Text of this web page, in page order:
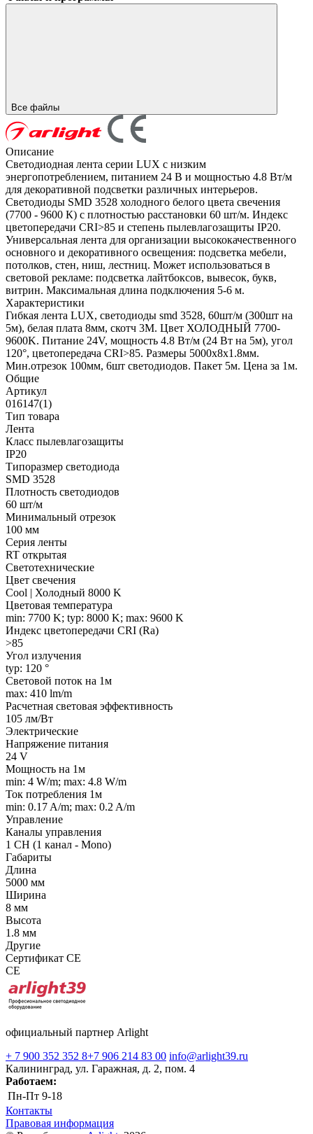
Все файлы
Описание
Светодиодная лента серии LUX с низким
энергопотреблением, питанием 24 В и мощностью 4.8 Вт/м
для декоративной подсветки различных интерьеров.
Светодиоды SMD 3528 холодного белого цвета свечения
(7700 - 9600 К) с плотностью расстановки 60 шт/м. Индекс
цветопередачи CRI>85 и степень пылевлагозащиты IP20.
Универсальная лента для организации высококачественного
основного и декоративного освещения: подсветка мебели,
потолков, стен, ниш, лестниц. Может использоваться в
световой рекламе: подсветка лайтбоксов, вывесок, букв,
витрин. Максимальная длина подключения 5-6 м.
Характеристики
Гибкая лента LUX, светодиоды smd 3528, 60шт/м (300шт на
5м), белая плата 8мм, скотч 3М. Цвет ХОЛОДНЫЙ 7700-
9600K. Питание 24V, мощность 4.8 Вт/м (24 Вт на 5м), угол
120°, цветопередача CRI>85. Размеры 5000х8x1.8мм.
Мин.отрезок 100мм, 6шт светодиодов. Пакет 5м. Цена за 1м.
Общие
Артикул
016147(1)
Тип товара
Лента
Класс пылевлагозащиты
IP20
Типоразмер светодиода
SMD 3528
Плотность светодиодов
60 шт/м
Минимальный отрезок
100 мм
Серия ленты
RT открытая
Светотехнические
Цвет свечения
Cool | Холодный 8000 K
Цветовая температура
min: 7700 K; typ: 8000 K; max: 9600 K
Индекс цветопередачи CRI (Ra)
>85
Угол излучения
typ: 120 °
Световой поток на 1м
max: 410 lm/m
Расчетная световая эффективность
105 лм/Вт
Электрические
Напряжение питания
24 V
Мощность на 1м
min: 4 W/m; max: 4.8 W/m
Ток потребления 1м
min: 0.17 A/m; max: 0.2 A/m
Управление
Каналы управления
1 CH (1 канал - Mono)
Габариты
Длина
5000 мм
Ширина
8 мм
Высота
1.8 мм
Другие
Сертификат CE
CE
официальный партнер Arlight
+ 7 900 352 352 8+7 906 214 83 00 info@arlight39.ru
Калининград, ул. Гаражная, д. 2, пом. 4
Работаем:
Пн-Пт 9-18
Контакты
Правовая информация